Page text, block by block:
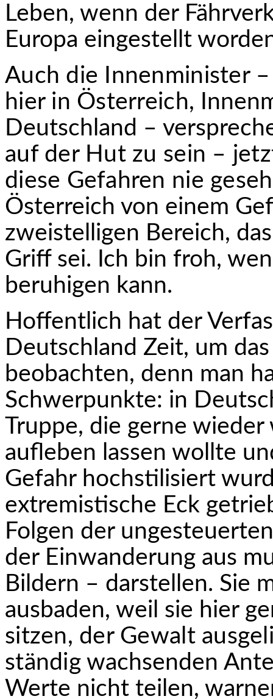
Leben, wenn der
Europa eingestellt
Auch die Innenminister
hier in Österreich,
Deutschland –
auf der Hut zu sein –
diese Gefahren nie
Österreich von einem
zweistelligen Bereich,
Griff sei. Ich bin froh,
beruhigen kann.
Hoffentlich hat der
Deutschland Zeit, um
beobachten, denn man
Schwerpunkte: in
Truppe, die gerne
aufleben lassen wollte
Gefahr hochstilisiert
extremistische Eck
Folgen der
der Einwanderung aus
Bildern – darstellen. Sie
ausbaden, weil sie hier
sitzen, der Gewalt
ständigwachsenden
Werte nicht teilen,